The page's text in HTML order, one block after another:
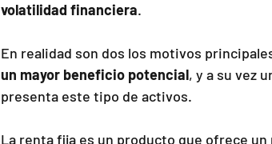
volatilidad financiera.
En realidad son dos los motivos
un mayor beneficio potencial, y a su vez
presenta este tipo de activos.
La renta fija es un producto que ofrece